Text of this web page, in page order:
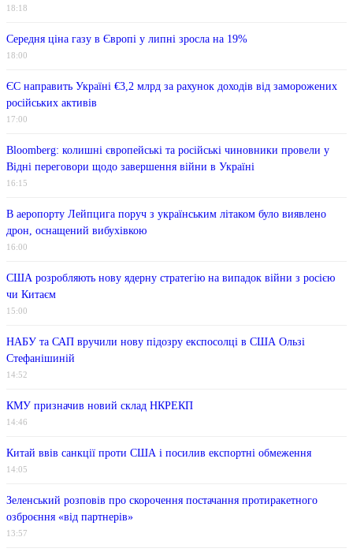
18:18
Середня ціна газу в Європі у липні зросла на 19%
18:00
ЄС направить Україні €3,2 млрд за рахунок доходів від заморожених
російських активів
17:00
Bloomberg: колишні європейські та російські чиновники провели у
Відні переговори щодо завершення війни в Україні
16:15
В аеропорту Лейпцига поруч з українським літаком було виявлено
дрон, оснащений вибухівкою
16:00
США розробляють нову ядерну стратегію на випадок війни з росією
чи Китаєм
15:00
НАБУ та САП вручили нову підозру експосолці в США Ользі
Стефанішиній
14:52
КМУ призначив новий склад НКРЕКП
14:46
Китай ввів санкції проти США і посилив експортні обмеження
14:05
Зеленський розповів про скорочення постачання протиракетного
озброєння «від партнерів»
13:57